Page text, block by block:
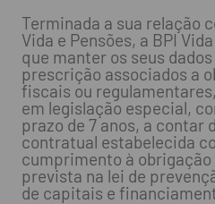
Terminada a sua relação
Vida e Pensões, a BPI
que manter os seus
prescrição associados a
fiscais ou
em legislação especial,
prazo de 7 anos, a contar
contratual estabelecida
cumprimento à
prevista na lei de
de capitais e